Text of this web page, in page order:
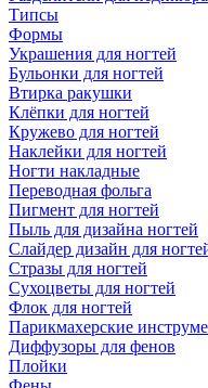
Типсы
Формы
Украшения для ногтей
Бульонки для ногтей
Втирка ракушки
Клёпки для ногтей
Кружево для ногтей
Наклейки для ногтей
Ногти накладные
Переводная фольга
Пигмент для ногтей
Пыль для дизайна ногтей
Слайдер дизайн для
Стразы для ногтей
Сухоцветы для ногтей
Флок для ногтей
Парикмахерские
Диффузоры для фенов
Плойки